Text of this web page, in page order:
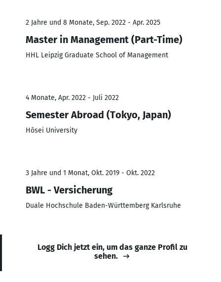
2 Jahre und 8 Monate, Sep. 2022 - Apr. 2025
Master in Management (Part-Time)
HHL Leipzig Graduate School of Management
4 Monate, Apr. 2022 - Juli 2022
Semester Abroad (Tokyo, Japan)
Hōsei University
3 Jahre und 1 Monat, Okt. 2019 - Okt. 2022
BWL - Versicherung
Duale Hochschule Baden-Württemberg Karlsruhe
Logg Dich jetzt ein, um das ganze Profil zu
sehen.